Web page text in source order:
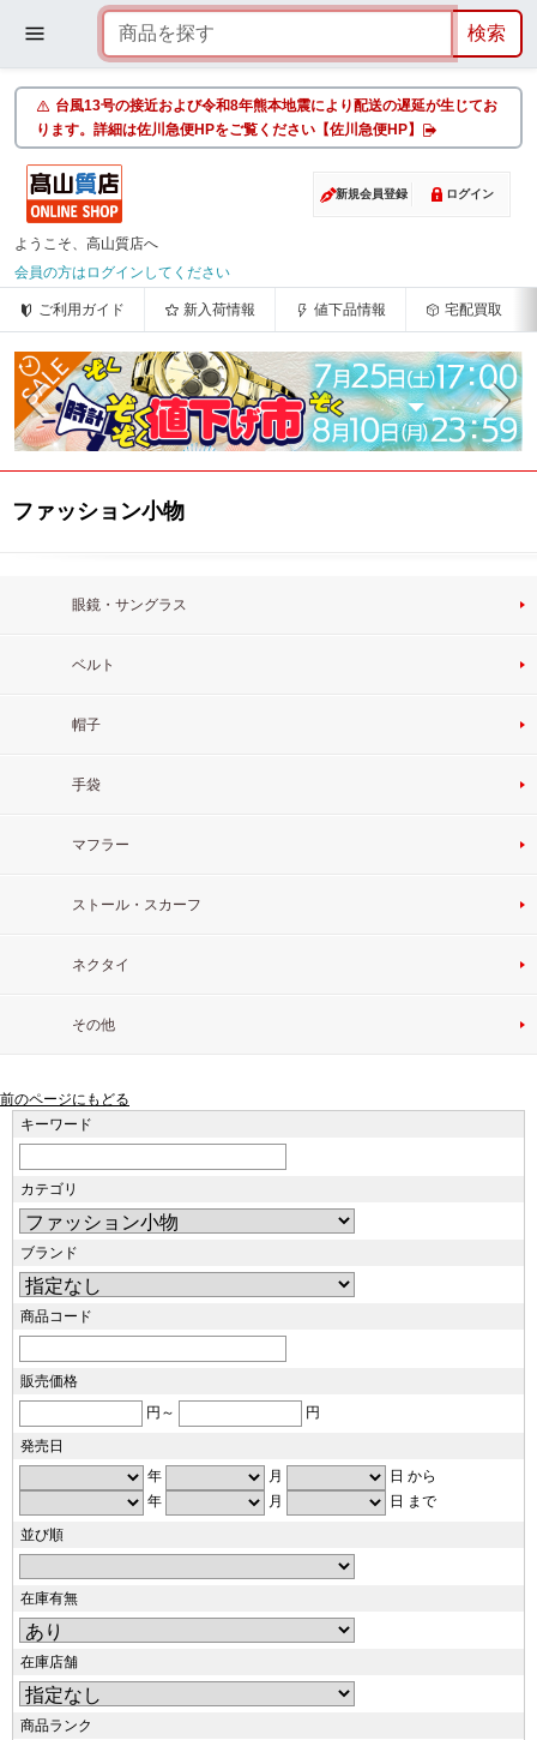
台風13号の接近および令和8年熊本地震により配送の遅延が生じてお
ります。詳細は佐川急便HPをご覧ください【佐川急便HP】
新規会員登録 ログイン
ようこそ、高山質店へ
会員の方はログインしてください
ご利用ガイド 新入荷情報 値下品情報 宅配買取
ファッション小物
眼鏡・サングラス
ベルト
帽子
手袋
マフラー
ストール・スカーフ
ネクタイ
その他
前のページにもどる
キーワード
カテゴリ
ブランド
商品コード
販売価格
円～
円
発売日
年
月
日 から
年
月
日 まで
並び順
在庫有無
在庫店舗
商品ランク